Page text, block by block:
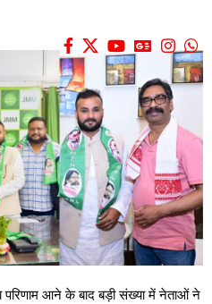
परिणाम आने के बाद बड़ी संख्या में नेताओं ने